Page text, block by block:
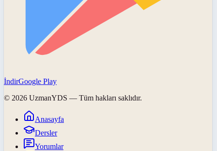
İndirGoogle Play
© 2026 UzmanYDS — Tüm hakları saklıdır.
Anasayfa
Dersler
Yorumlar